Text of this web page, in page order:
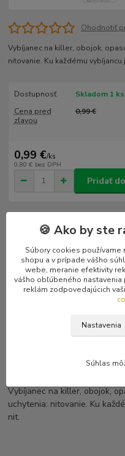
Ohodnotiť
Vybíjanec na killer, obojok,
nitovanie. Ku každému
Dostupnosť
Skladom 1 ks
Cena pred
zľavou
0,99 €
0,99 €/ks
0,80 € bez DPH
Pridať
Typ tovaru:
Kompletné špecifikácie
Kompletné
Vybíjanec na killer, obojok,
uchytenia: nitovanie. Ku
nit.
🍪 Ako by ste
Súbory cookies používame
shopu a v prípade vášho
webe, meranie efektivity
vášho obľúbeného nastavenia
reklám zodpovedajúcich
Nastavenia
Súhlas